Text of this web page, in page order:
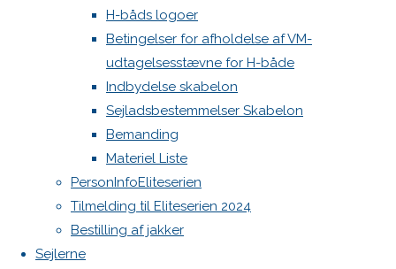
H-båds logoer
Betingelser for afholdelse af VM-
udtagelsesstævne for H-både
Indbydelse skabelon
Sejladsbestemmelser Skabelon
Bemanding
Materiel Liste
PersonInfoEliteserien
Tilmelding til Eliteserien 2024
Bestilling af jakker
Sejlerne
er
lige
om
lidt.